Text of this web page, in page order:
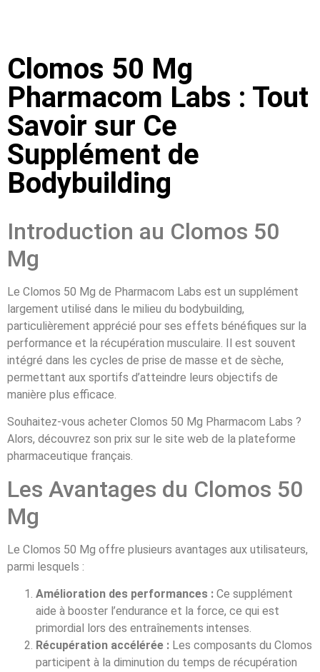
Clomos 50 Mg
Pharmacom Labs : Tout
Savoir sur Ce
Supplément de
Bodybuilding
Introduction au Clomos 50
Mg
Le Clomos 50 Mg de Pharmacom Labs est un supplément
largement utilisé dans le milieu du bodybuilding,
particulièrement apprécié pour ses effets bénéfiques sur la
performance et la récupération musculaire. Il est souvent
intégré dans les cycles de prise de masse et de sèche,
permettant aux sportifs d’atteindre leurs objectifs de
manière plus efficace.
Souhaitez-vous acheter Clomos 50 Mg Pharmacom Labs ?
Alors, découvrez son prix sur le site web de la plateforme
pharmaceutique français.
Les Avantages du Clomos 50
Mg
Le Clomos 50 Mg offre plusieurs avantages aux utilisateurs,
parmi lesquels :
Amélioration des performances : Ce supplément
aide à booster l’endurance et la force, ce qui est
primordial lors des entraînements intenses.
Récupération accélérée : Les composants du Clomos
participent à la diminution du temps de récupération